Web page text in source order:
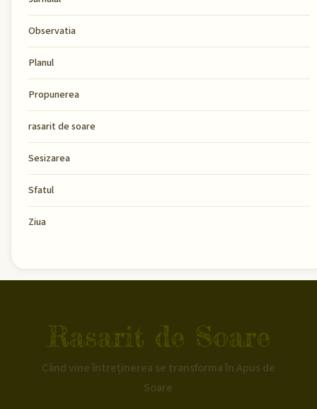
Observatia
Planul
Propunerea
rasarit de soare
Sesizarea
Sfatul
Ziua
Rasarit de Soare
Când vine întreținerea se transforma în Apus de
Soare